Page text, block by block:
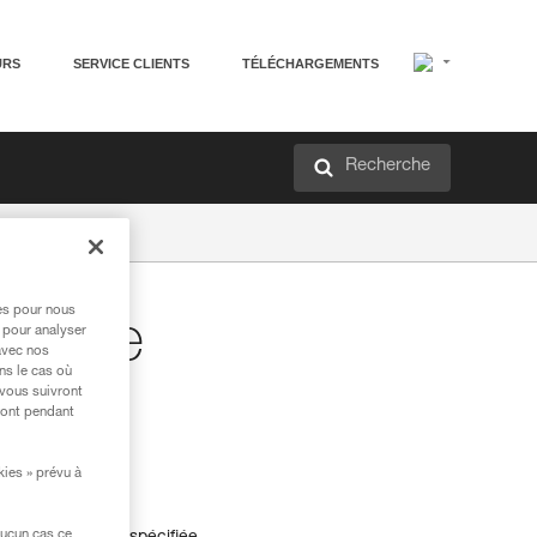
SERVICE CLIENTS TÉLÉCHARGEMENTS
Recherche
pour nous
analyser
nos
le cas où
suivront
pendant
» prévu à